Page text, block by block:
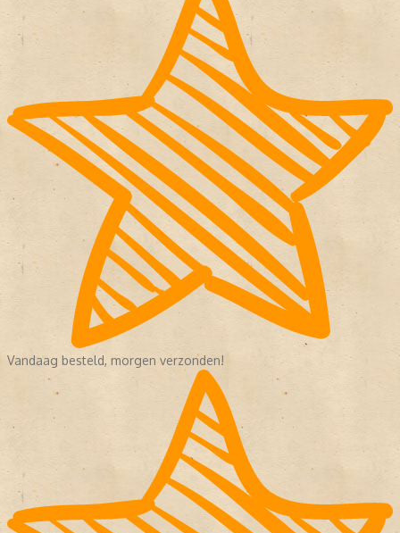
Vandaag besteld, morgen verzonden!